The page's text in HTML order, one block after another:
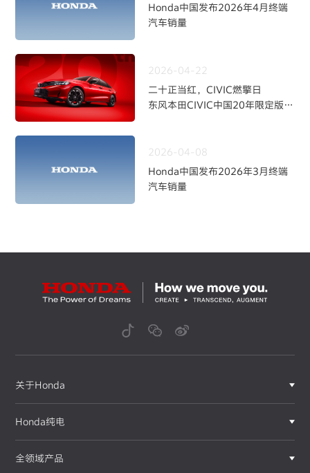
Honda中国发布2026年4月终端
汽车销量
2026-04-22
二十正当红，CIVIC燃擎日
东风本田CIVIC中国20年限定版焕
2026-04-08
Honda中国发布2026年3月终端
汽车销量
关于Honda
Honda纯电
全领域产品